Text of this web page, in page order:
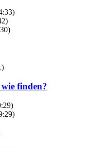
finden?